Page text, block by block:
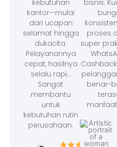
kebutuhan
kantor—mulai
dari ucapan
selamat hingga
dukacita.
Pelayanannya
cepat, hasilnya
selalu rapi, .
Sangat
membantu
untuk
kebutuhan rutin
perusahaan.
bisnis.
proses
super
benar-